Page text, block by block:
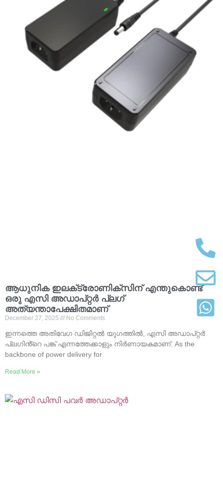
ആധുനിക ഇലക്‌ട്രോണിക്‌സിന് എന്തുകൊണ്ട്
ഒരു എസി അഡാപ്റ്റർ പ്ലഗ്
അത്യന്താപേക്ഷിതമാണ്
December 27, 2025 No Comments
ഇന്നത്തെ അതിവേഗ ഡിജിറ്റൽ യുഗത്തിൽ, എസി അഡാപ്റ്റർ
പ്ലഗിൻ്റെ പങ്ക് എന്നത്തേക്കാളും നിർണായകമാണ്. As the
backbone of power delivery for
Read More »